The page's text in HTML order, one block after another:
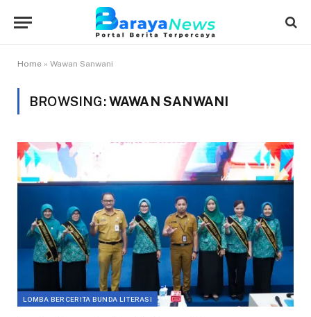
Home » Wawan Sanwani
BROWSING:WAWAN SANWANI
LOMBA BERCERITA BUNDA LITERASI